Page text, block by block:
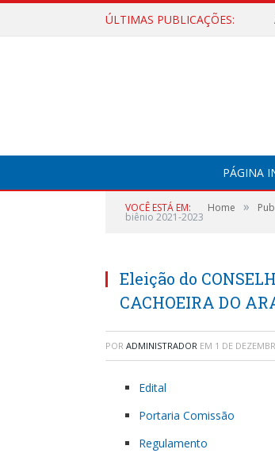
ÚLTIMAS PUBLICAÇÕES:
PÁGINA
VOCÊ ESTÁ EM: Home »
biênio 2021-2023
Eleição do
CACHOEIRA DO
POR ADMINISTRADOR EM 1 DE
Edital
Portaria Comissão
Regulamento